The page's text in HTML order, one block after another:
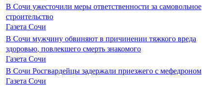
В Сочи ужесточили меры ответственности за самовольное
строительство
Газета Сочи
В Сочи мужчину обвиняют в причинении тяжкого вреда
здоровью, повлекшего смерть знакомого
Газета Сочи
В Сочи Росгвардейцы задержали приезжего с мефедроном
Газета Сочи